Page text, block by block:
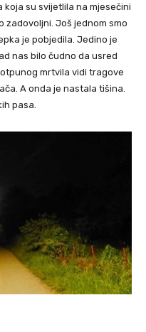
su svijetlila na mjesečini
zadovoljni. Još jednom smo
je pobjedila. Jedino je
nas bilo čudno da usred
mrtvila vidi tragove
A onda je nastala tišina.
pasa.